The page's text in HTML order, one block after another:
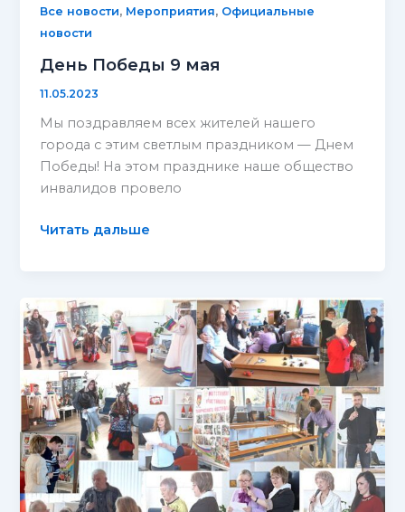
Все новости, Мероприятия, Официальные
новости
День Победы 9 мая
11.05.2023
Мы поздравляем всех жителей нашего
города с этим светлым праздником — Днем
Победы! На этом празднике наше общество
инвалидов провело
День
Читать дальше